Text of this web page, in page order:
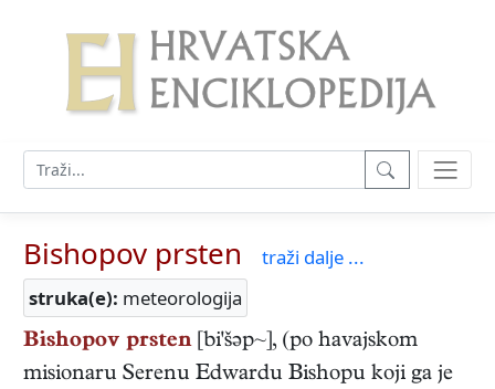
Bishopov prsten
traži dalje ...
struka(e): meteorologija
Bishopov prsten [bi'šəp~], (po havajskom
misionaru Serenu Edwardu Bishopu koji ga je